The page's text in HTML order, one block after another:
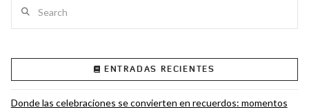
ENTRADAS RECIENTES
Donde las celebraciones se convierten en recuerdos: momentos